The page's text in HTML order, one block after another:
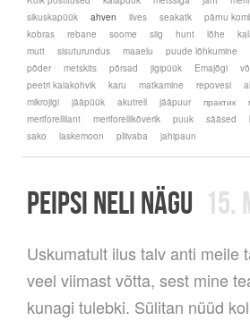
sikuskapüük
ahven ilves seakatk pärnu
kobras
rebane soome siig hunt lõhe
mutt
sisuturundus maaelu puude lõhkumine
põder
metskits põrsad jigipüük Emajõgi
peetri kalakohvik
karu matkamine repovesi
mikrojigi
jääpüük akutrell jääpuur практик
meriforellilant
meriforellikõverik puuk sääsed
sako
laskemoon pliivaba jahipaun
PEIPSI NELI NÄGU 15.
Uskumatult ilus talv anti meile
veel viimast võtta, sest mine
kunagi tulebki. Sülitan nüüd